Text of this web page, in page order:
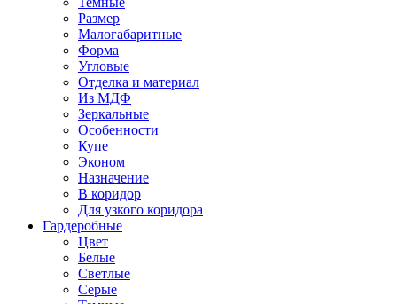
Размер
Малогабаритные
Форма
Угловые
Отделка и материал
Из МДФ
Зеркальные
Особенности
Купе
Эконом
Назначение
В коридор
Для узкого коридора
Гардеробные
Цвет
Белые
Светлые
Серые